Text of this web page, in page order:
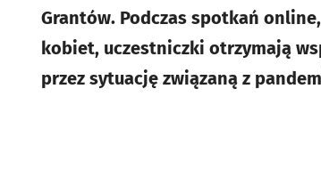
Grantów. Podczas spotkań
kobiet, uczestniczki otrzymają
przez sytuację związaną z